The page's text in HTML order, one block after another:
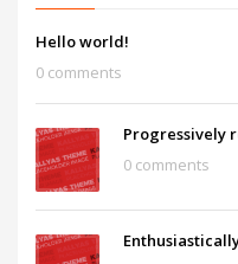
Hello world!
0 comments
Progressively
0 comments